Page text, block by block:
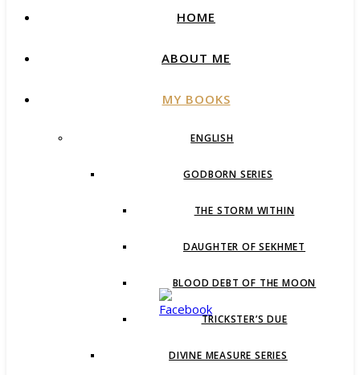
HOME
ABOUT ME
MY BOOKS
ENGLISH
GODBORN SERIES
THE STORM WITHIN
DAUGHTER OF SEKHMET
BLOOD DEBT OF THE MOON
TRICKSTER’S DUE
DIVINE MEASURE SERIES